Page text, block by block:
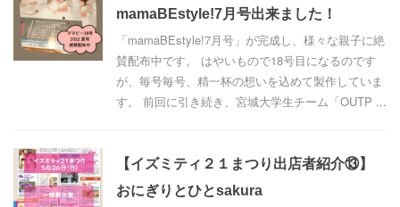
mamaBEstyle!7月号出来ました！
「mamaBEstyle!7月号」が完成し、様々な親子に絶
賛配布中です。 はやいもので18号目になるのです
が、毎号毎号、精一杯の想いを込めて製作していま
す。 前回に引き続き、宮城大学生チーム「OUTP ...
【イズミティ２１まつり出店者紹介⑬】
おにぎりとひとsakura